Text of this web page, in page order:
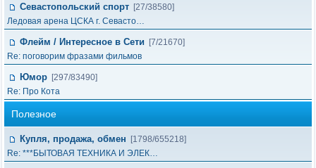
Севастопольский спорт [27/38580]
Ледовая арена ЦСКА г. Севасто…
Флейм / Интересное в Cети
[7/21670]
Re: поговорим фразами фильмов
Юмор [297/83490]
Re: Про Кота
Полезное
Купля, продажа, обмен
[1798/655218]
Re: ***БЫТОВАЯ ТЕХНИКА И ЭЛЕК…